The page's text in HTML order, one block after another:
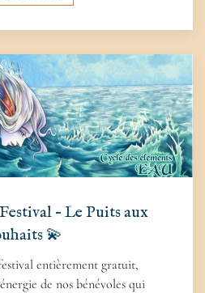
– Le Puits aux
💫
entièrement gratuit,
de nos bénévoles qui